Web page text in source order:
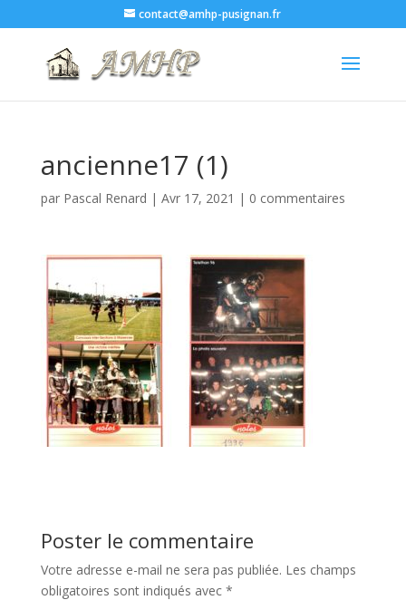
contact@amhp-pusignan.fr
ancienne17 (1)
par Pascal Renard | Avr 17, 2021 | 0 commentaires
Poster le commentaire
Votre adresse e-mail ne sera pas publiée. Les champs
obligatoires sont indiqués avec *